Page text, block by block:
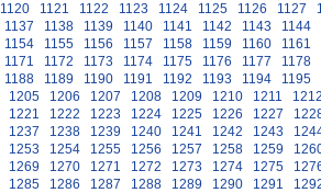
1120 1121 1122 1123 1124 1125 1126 1127
1137 1138 1139 1140 1141 1142 1143
1144
1154 1155 1156 1157 1158 1159 1160
1161
1171 1172 1173 1174 1175 1176 1177
1178
1188 1189 1190 1191 1192 1193 1194
1195
1205 1206 1207 1208 1209 1210 1211
1221 1222 1223 1224 1225 1226 1227
1237 1238 1239 1240 1241 1242 1243
1253 1254 1255 1256 1257 1258 1259
1269 1270 1271 1272 1273 1274 1275
1285 1286 1287 1288 1289 1290 1291